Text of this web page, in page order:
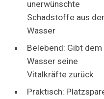
unerwünschte
Schadstoffe aus
Wasser
Belebend: Gibt dem
Wasser seine
Vitalkräfte zurück
Praktisch: